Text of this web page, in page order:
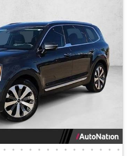
• • • • • • • • • • • • • •